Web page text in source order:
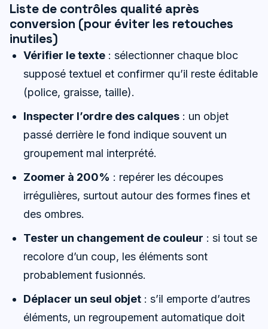
Liste de contrôles qualité après
conversion (pour éviter les retouches
inutiles)
Vérifier le texte : sélectionner chaque bloc
supposé textuel et confirmer qu’il reste éditable
(police, graisse, taille).
Inspecter l’ordre des calques : un objet
passé derrière le fond indique souvent un
groupement mal interprété.
Zoomer à 200% : repérer les découpes
irrégulières, surtout autour des formes fines et
des ombres.
Tester un changement de couleur : si tout se
recolore d’un coup, les éléments sont
probablement fusionnés.
Déplacer un seul objet : s’il emporte d’autres
éléments, un regroupement automatique doit